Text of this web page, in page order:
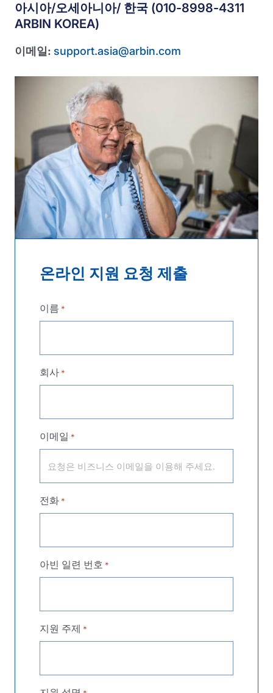
아시아/오세아니아/ 한국 (010-8998-4311
ARBIN KOREA)
이메일: support.asia@arbin.com
온라인 지원 요청 제출
이름 *
회사 *
이메일 *
전화 *
아빈 일련 번호 *
지원 주제 *